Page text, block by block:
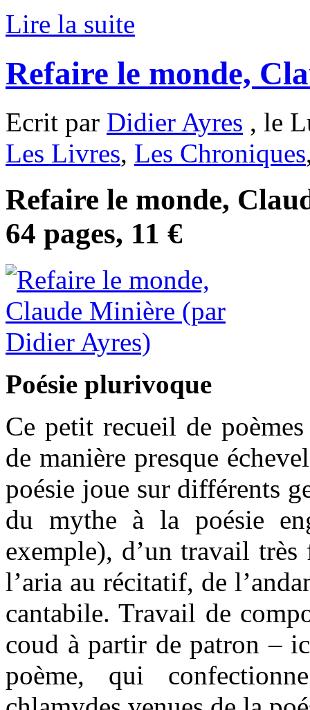
Lire la suite
Refaire le monde,
Ecrit par Didier Ayres , le
Les Livres, Les Chroniques
Refaire le monde,
64 pages, 11 €
Poésie plurivoque
Ce petit recueil de
de manière presque
poésie joue sur différents
du mythe à la poésie
exemple), d’un travail
l’aria au récitatif, de
cantabile. Travail de
coud à partir de patron –
poème, qui